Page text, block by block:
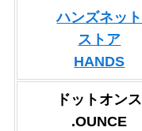
ハンズネット
ストア
HANDS
ドットオンス
.OUNCE